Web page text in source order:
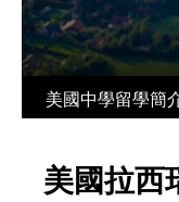
美國中學留學簡
美國拉西